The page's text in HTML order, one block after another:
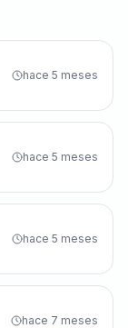
hace 5 meses
hace 5 meses
hace 5 meses
hace 7 meses